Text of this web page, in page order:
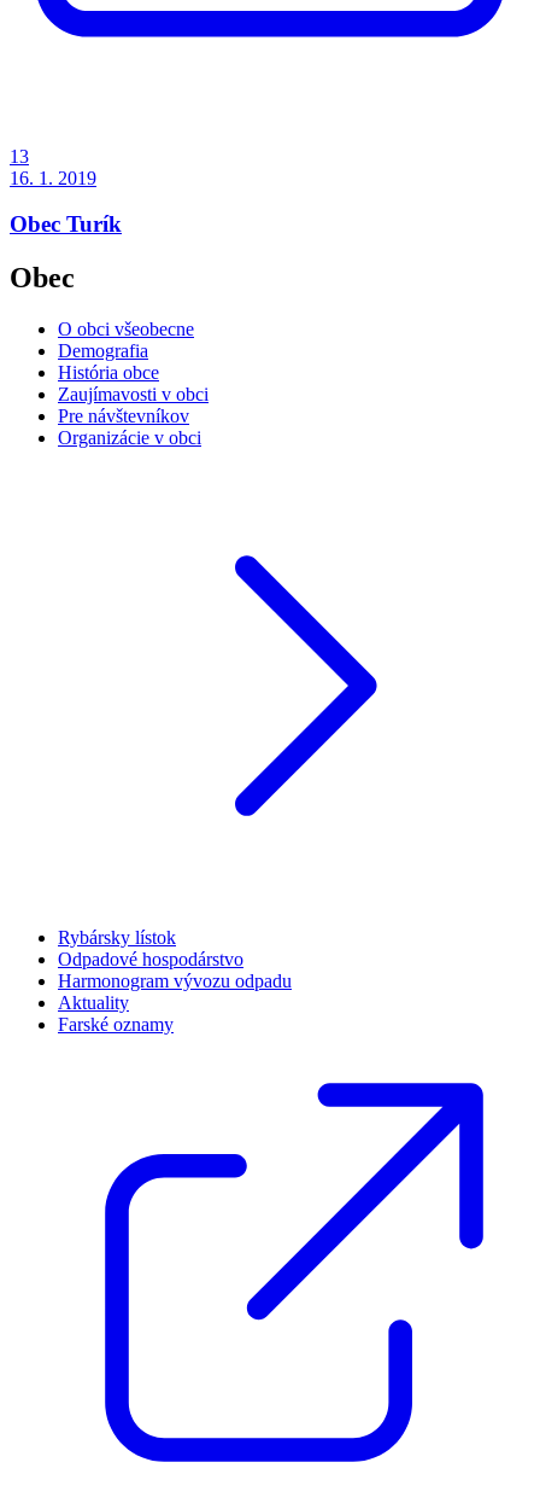
13
16. 1. 2019
Obec Turík
Obec
O obci všeobecne
Demografia
História obce
Zaujímavosti v obci
Pre návštevníkov
Organizácie v obci
Rybársky lístok
Odpadové hospodárstvo
Harmonogram vývozu odpadu
Aktuality
Farské oznamy